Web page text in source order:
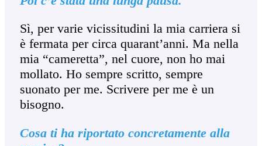
Sì, per varie vicissitudini la mia carriera si
è fermata per circa quarant’anni. Ma nella
mia “cameretta”, nel cuore, non ho mai
mollato. Ho sempre scritto, sempre
suonato per me. Scrivere per me è un
bisogno.
Cosa ti ha riportato concretamente alla